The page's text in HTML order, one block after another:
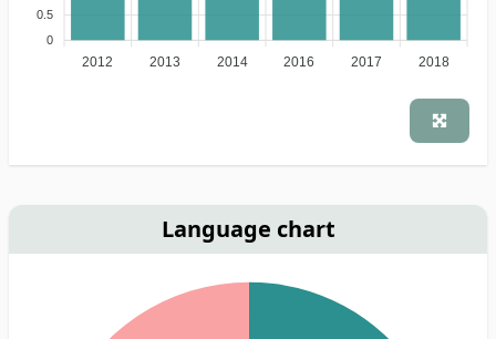
0.5
0
2012 2013 2014 2016 2017 2018
Language chart